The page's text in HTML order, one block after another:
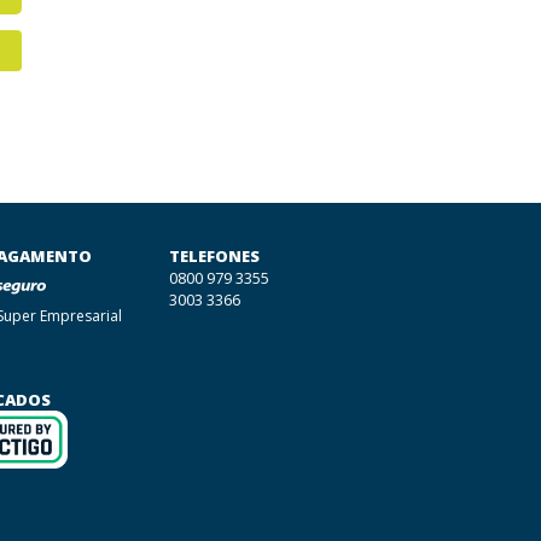
Empresarial
TELEFONES
0800 979 3355
3003 3366